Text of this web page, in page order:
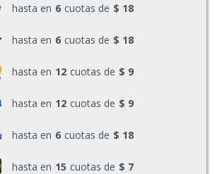
hasta en 6 cuotas de $ 18
hasta en 6 cuotas de $ 18
hasta en 12 cuotas de $ 9
hasta en 12 cuotas de $ 9
hasta en 6 cuotas de $ 18
hasta en 15 cuotas de $ 7